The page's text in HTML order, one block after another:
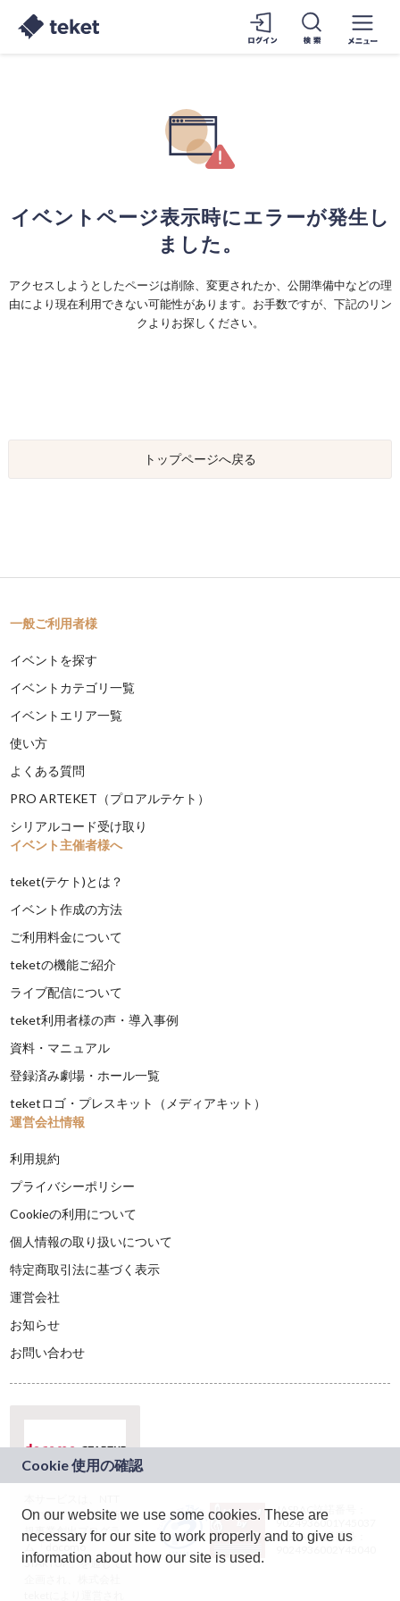
イベントページ表示時にエラーが発生し
ました。
アクセスしようとしたページは削除、変更されたか、公開準備中などの理
由により現在利用できない可能性があります。お手数ですが、下記のリン
クよりお探しください。
トップページへ戻る
一般ご利用者様
イベントを探す
イベントカテゴリ一覧
イベントエリア一覧
使い方
よくある質問
PRO ARTEKET（プロアルテケト）
シリアルコード受け取り
イベント主催者様へ
teket(テケト)とは？
イベント作成の方法
ご利用料金について
teketの機能ご紹介
ライブ配信について
teket利用者様の声・導入事例
資料・マニュアル
登録済み劇場・ホール一覧
teketロゴ・プレスキット（メディアキット）
運営会社情報
利用規約
プライバシーポリシー
Cookieの利用について
個人情報の取り扱いについて
特定商取引法に基づく表示
運営会社
お知らせ
お問い合わせ
ドコモグループの新
規事業創出プログラ
ム「docomo
STARTUP」を通じて
JASRAC許諾番号：
9024936001Y45037
JASRAC許諾番号：
On our website we use some cookies. These are
necessary for our site to work properly and to give us
information about how our site is used.